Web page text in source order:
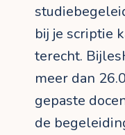
bij je scriptie
terecht.
meer dan
gepaste
de